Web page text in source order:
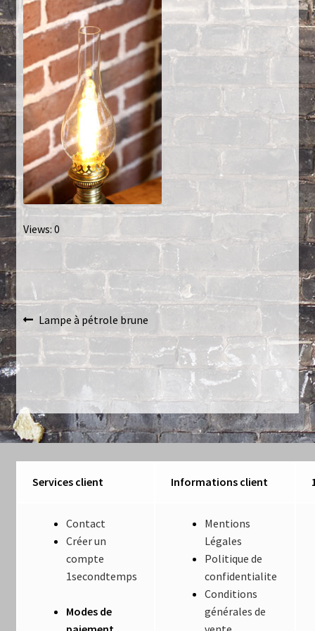
Créations sur commande
D’autres créations
Fourchette
Grands luminaires
Huître
La philosophie
Lampe à poser
Les Collections
Luminaires
Mentions Légales
Mon compte
Nautilus – Tome 1 – Les Machines Fondatrices
Paiement
Views: 0
Navigation
de
l’article
Article
précédent :
Lampe à pétrole brune
Services client Informations client
Contact
Créer un
compte
1secondtemps
Modes de
Mentions
Légales
Politique de
confidentialite
Conditions
générales de